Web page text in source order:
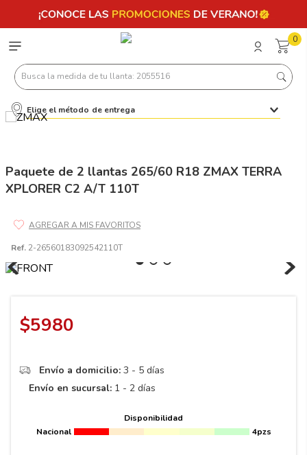
0
Busca la medida de tu llanta: 2055516
Elige el método de entrega
Paquete de 2 llantas 265/60 R18 ZMAX TERRA
XPLORER C2 A/T 110T
Ref. 2-26560183092542110T
$5980
Envío a domicilio: 3 - 5 días
Envío en sucursal: 1 - 2 días
Disponibilidad
Nacional
4pzs
Términos más buscados
2
6 205